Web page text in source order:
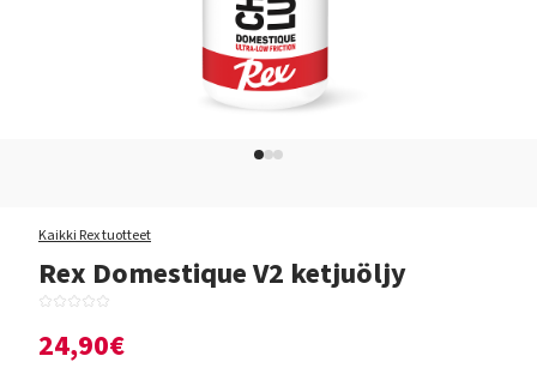
Kaikki Rex tuotteet
Rex Domestique V2 ketjuöljy
24,90€